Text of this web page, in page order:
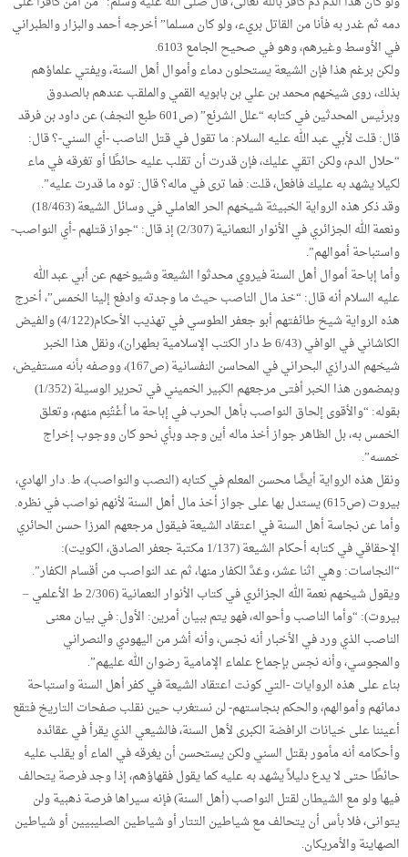
دمه ثم غدر به فأنا من القاتل بريء، ولو كان مسلما” أخرجه أحمد والبزار والطبراني
في الأوسط وغيرهم، وهو في صحيح الجامع 6103.
ولكن برغم هذا فإن الشيعة يستحلون دماء وأموال أهل السنة، ويفتي علماؤهم
بذلك، روى شيخهم محمد بن علي بن بابويه القمي والملقب عندهم بالصدوق
وبرئيس المحدثين في كتابه “علل الشرئع” (ص601 طبع النجف) عن داود بن فرقد
قال: قلت لأبي عبد الله عليه السلام: ما تقول في قتل الناصب -أي السني-؟ قال:
“حلال الدم، ولكن اتقي عليك، فإن قدرت أن تقلب عليه حائطًا أو تغرقه في ماء
لكيلا يشهد به عليك فافعل، قلت: فما ترى في ماله؟ قال: توه ما قدرت عليه”.
وقد ذكر هذه الرواية الخبيثة شيخهم الحر العاملي في وسائل الشيعة (18/463)
ونعمة الله الجزائري في الأنوار النعمانية (2/307) إذ قال: “جواز قتلهم -أي النواصب-
واستباحة أموالهم”.
وأما إباحة أموال أهل السنة فيروي محدثوا الشيعة وشيوخهم عن أبي عبد الله
عليه السلام أنه قال: “خذ مال الناصب حيث ما وجدته وادفع إلينا الخمس”، أخرج
هذه الرواية شيخ طائفتهم أبو جعفر الطوسي في تهذيب الأحكام(4/122) والفيض
الكاشاني في الوافي (6/43 ط دار الكتب الإسلامية بطهران)، ونقل هذا الخبر
شيخهم الدرازي البحراني في المحاسن النفسانية (ص167)، ووصفه بأنه مستفيض،
وبمضمون هذا الخبر أفتى مرجعهم الكبير الخميني في تحرير الوسيلة (1/352)
بقوله: “والأقوى إلحاق النواصب بأهل الحرب في إباحة ما اُغْتُنِم منهم، وتعلق
الخمس به، بل الظاهر جواز أخذ ماله أين وجد وبأي نحو كان ووجوب إخراج
خمسه”.
ونقل هذه الرواية أيضًا محسن المعلم في كتابه (النصب والنواصب)، ط. دار الهادي،
بيروت (ص615) يستدل بها على جواز أخذ مال أهل السنة لأنهم نواصب في نظره.
وأما عن نجاسة أهل السنة في اعتقاد الشيعة فيقول مرجعهم المرزا حسن الحائري
الإحقاقي في كتابه أحكام الشيعة (1/137 مكتبة جعفر الصادق، الكويت):
“النجاسات: وهي اثنا عشر، وعَدَّ الكفار منها، ثم عد النواصب من أقسام الكفار”.
ويقول شيخهم نعمة الله الجزائري في كتاب الأنوار النعمانية (2/306 ط الأعلمي –
بيروت): “وأما الناصب وأحواله، فهو يتم ببيان أمرين: الأول: في بيان معنى
الناصب الذي ورد في الأخبار أنه نجس، وأنه أشر من اليهودي والنصراني
والمجوسي، وأنه نجس بإجماع علماء الإمامية رضوان الله عليهم”.
بناء على هذه الروايات -التي كونت اعتقاد الشيعة في كفر أهل السنة واستباحة
دمائهم وأموالهم، والحكم بنجاستهم- لن نستغرب حين نقلب صفحات التاريخ فتقع
أعيننا على خيانات الرافضة الكبرى لأهل السنة، فالشيعي الذي يقرأ في عقائده
وأحكامه أنه مأمور بقتل السني ولكن يستحسن أن يغرقه في الماء أو يقلب عليه
حائطًا حتى لا يدع دليلاً يشهد به عليه كما يقول فقهاؤهم، إذا وجد فرصة يتحالف
فيها ولو مع الشيطان لقتل النواصب (أهل السنة) فإنه سيراها فرصة ذهبية ولن
يتوانى، فلا بأس أن يتحالف مع شياطين التتار أو شياطين الصليبيين أو شياطين
الصهاينة والأمريكان.